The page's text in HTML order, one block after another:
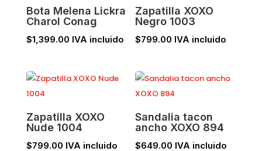
Bota Melena Lickra
Charol Conag
$1,399.00 IVA incluido
Zapatilla XOXO
Negro 1003
$799.00 IVA incluido
Zapatilla XOXO
Nude 1004
$799.00 IVA incluido
Sandalia tacon
ancho XOXO 894
$649.00 IVA incluido